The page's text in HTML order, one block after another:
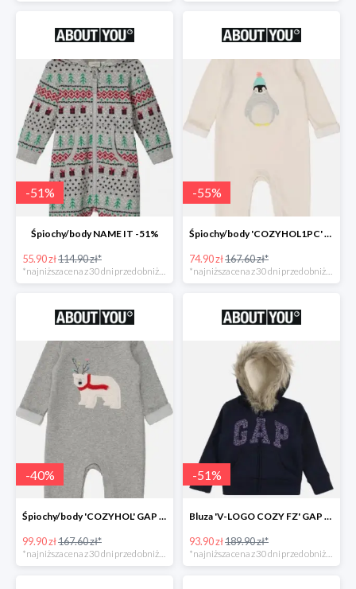
-51%
Śpiochy/body NAME IT -51%
55.90 zł114.90 zł*
*najniższa cena z 30 dni przed obniżką
-55%
Śpiochy/body 'COZYHOL1PC' GAP -55%
74.90 zł167.60 zł*
*najniższa cena z 30 dni przed obniżką
-40%
Śpiochy/body 'COZYHOL' GAP - 40%
99.90 zł167.60 zł*
-51%
Bluza 'V-LOGO COZY FZ' GAP -51%
93.90 zł189.90 zł*